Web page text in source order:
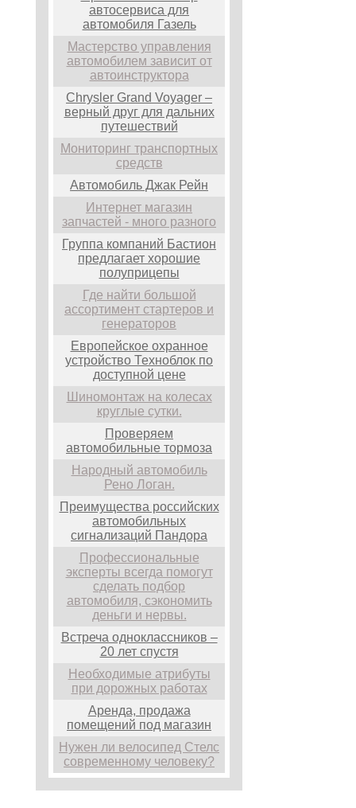
автосервиса для
автомобиля Газель
Мастерство управления
автомобилем зависит от
автоинструктора
Chrysler Grand Voyager –
верный друг для дальних
путешествий
Мониторинг транспортных
средств
Автомобиль Джак Рейн
Интернет магазин
запчастей - много разного
Группа компаний Бастион
предлагает хорошие
полуприцепы
Где найти большой
ассортимент стартеров и
генераторов
Европейское охранное
устройство Техноблок по
доступной цене
Шиномонтаж на колесах
круглые сутки.
Проверяем
автомобильные тормоза
Народный автомобиль
Рено Логан.
Преимущества российских
автомобильных
сигнализаций Пандора
Профессиональные
эксперты всегда помогут
сделать подбор
автомобиля, сэкономить
деньги и нервы.
Встреча одноклассников –
20 лет спустя
Необходимые атрибуты
при дорожных работах
Аренда, продажа
помещений под магазин
Нужен ли велосипед Стелс
современному человеку?